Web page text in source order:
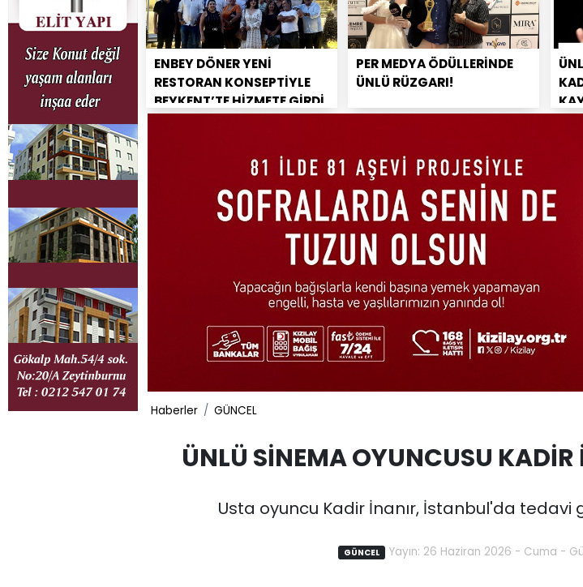
ENBEY DÖNER YENİ
RESTORAN KONSEPTİYLE
BEYKENT’TE HİZMETE GİRDİ
PER MEDYA ÖDÜLLERİNDE
ÜNLÜ RÜZGARI!
Haberler GÜNCEL
ÜNLÜ SİNEMA OYUNCUSU
Usta oyuncu Kadir İnanır, İstanbul'da tedavi
GÜNCEL Yayın: 26 Haziran 2026 - Cuma -